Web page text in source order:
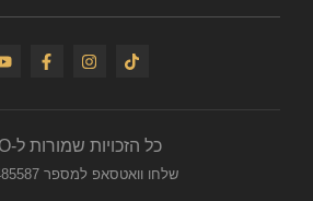
כל הזכויות שמורות ל-HTO
שלחו וואטסאפ למספר 055-9485587